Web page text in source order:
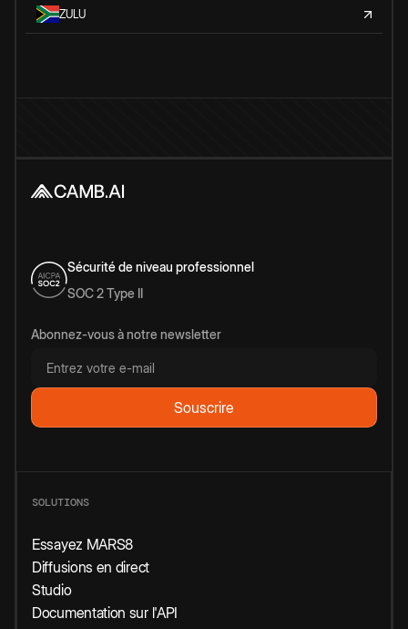
ZULU
Sécurité de niveau professionnel
SOC 2 Type II
Abonnez-vous à notre newsletter
SOLUTIONS
Essayez MARS8
Diffusions en direct
Studio
Documentation sur l'API